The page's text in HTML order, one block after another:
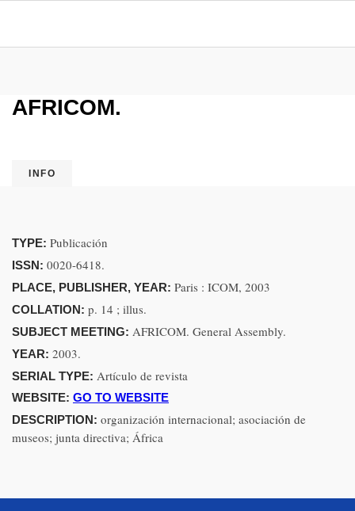
AFRICOM.
INFO
TYPE: Publicación
ISSN: 0020-6418.
PLACE, PUBLISHER, YEAR: Paris : ICOM, 2003
COLLATION: p. 14 ; illus.
SUBJECT MEETING: AFRICOM. General Assembly.
YEAR: 2003.
SERIAL TYPE: Artículo de revista
WEBSITE: GO TO WEBSITE
DESCRIPTION: organización internacional; asociación de
museos; junta directiva; África